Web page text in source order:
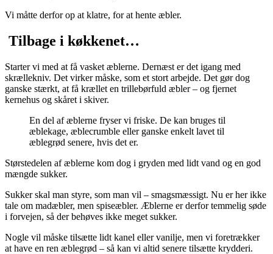
Vi måtte derfor op at klatre, for at hente æbler.
Tilbage i køkkenet…
Starter vi med at få vasket æblerne. Dernæst er det igang med
skrællekniv. Det virker måske, som et stort arbejde. Det gør dog
ganske stærkt, at få krællet en trillebørfuld æbler – og fjernet
kernehus og skåret i skiver.
En del af æblerne fryser vi friske. De kan bruges til
æblekage, æblecrumble eller ganske enkelt lavet til
æblegrød senere, hvis det er.
Størstedelen af æblerne kom dog i gryden med lidt vand og en god
mængde sukker.
Sukker skal man styre, som man vil – smagsmæssigt. Nu er her ikke
tale om madæbler, men spiseæbler. Æblerne er derfor temmelig søde
i forvejen, så der behøves ikke meget sukker.
Nogle vil måske tilsætte lidt kanel eller vanilje, men vi foretrækker
at have en ren æblegrød – så kan vi altid senere tilsætte krydderi.